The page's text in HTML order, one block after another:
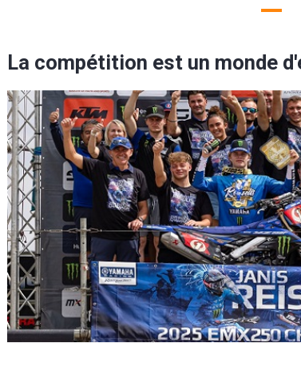
La compétition est un monde